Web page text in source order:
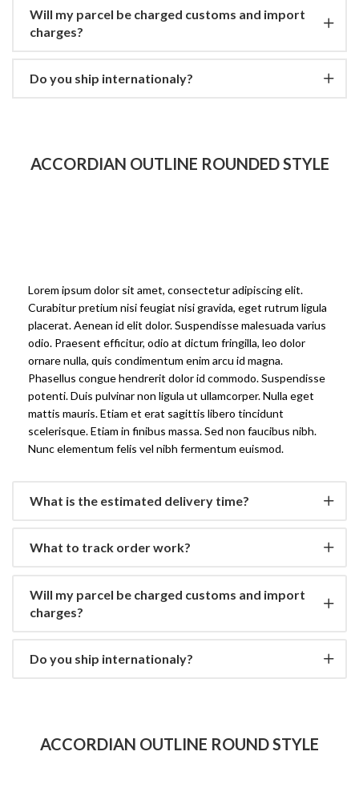
Will my parcel be charged customs and import
charges?
Do you ship internationaly?
ACCORDIAN OUTLINE ROUNDED STYLE
Lorem ipsum dolor sit amet, consectetur adipiscing elit.
Curabitur pretium nisi feugiat nisi gravida, eget rutrum ligula
placerat. Aenean id elit dolor. Suspendisse malesuada varius
odio. Praesent efficitur, odio at dictum fringilla, leo dolor
ornare nulla, quis condimentum enim arcu id magna.
Phasellus congue hendrerit dolor id commodo. Suspendisse
potenti. Duis pulvinar non ligula ut ullamcorper. Nulla eget
mattis mauris. Etiam et erat sagittis libero tincidunt
scelerisque. Etiam in finibus massa. Sed non faucibus nibh.
Nunc elementum felis vel nibh fermentum euismod.
What is the estimated delivery time?
What to track order work?
Will my parcel be charged customs and import
charges?
Do you ship internationaly?
ACCORDIAN OUTLINE ROUND STYLE